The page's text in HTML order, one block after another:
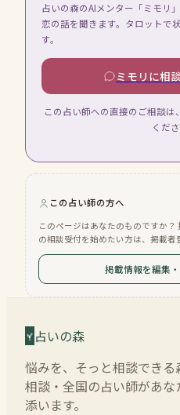
占いの森のAIメンター「ミモリ
恋の話を聞きます。タロットで
す。
ミモリに相
この占い師への直接のご相談
くださ
この占い師の方へ
このページはあなたのものですか
の相談受付を始めたい方は、掲載者
掲載情報を編集
占いの森
悩みを、そっと相談できる
相談・全国の占い師があな
添います。